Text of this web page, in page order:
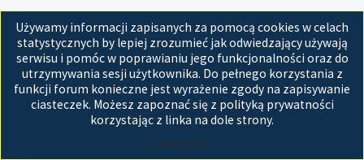
Używamy informacji zapisanych za pomocą cookies w celach
statystycznych by lepiej zrozumieć jak odwiedzający używają
serwisu i pomóc w poprawianiu jego funkcjonalności oraz do
utrzymywania sesji użytkownika. Do pełnego korzystania z
funkcji forum konieczne jest wyrażenie zgody na zapisywanie
ciasteczek. Możesz zapoznać się z polityką prywatności
korzystając z linka na dole strony.
Akceptuję